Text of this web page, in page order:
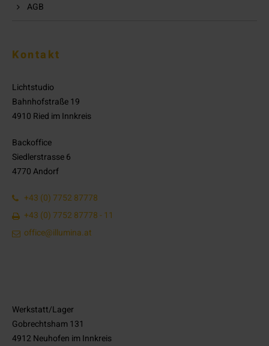
AGB
Kontakt
Lichtstudio
Bahnhofstraße 19
4910 Ried im Innkreis
Backoffice
Siedlerstrasse 6
4770 Andorf
+43 (0) 7752 87778
+43 (0) 7752 87778 - 11
office@illumina.at
Werkstatt/Lager
Gobrechtsham 131
4912 Neuhofen im Innkreis